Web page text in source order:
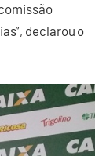
declarou o